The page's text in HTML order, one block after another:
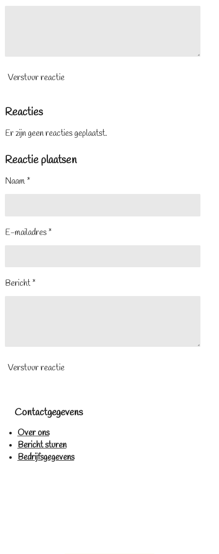
Verstuur reactie
Reacties
Er zijn geen reacties geplaatst.
Reactie plaatsen
Naam *
E-mailadres *
Bericht *
Verstuur reactie
Contactgegevens
Over ons
Bericht sturen
Bedrijfsgegevens